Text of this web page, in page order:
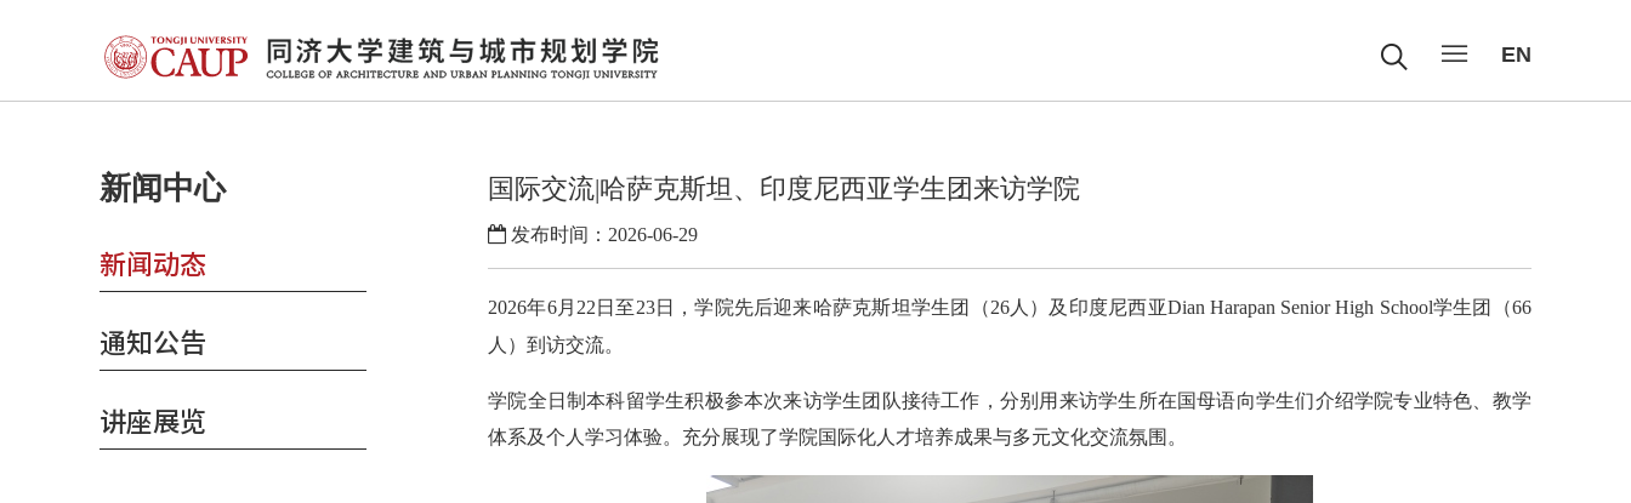
EN
新闻中心
新闻动态
通知公告
讲座展览
国际交流|哈萨克斯坦、印度尼西亚学生团来访学院
发布时间：2026-06-29
2026年6月 22 日至23日，学院先后迎来哈萨克斯坦学生团（26人）及印度尼西亚Dian Harapan Senior High School学生团（66
人）到访交流。
学院全日制本科留学生积极参本次来访学生团队接待工作，分别用来访学生所在国母语向学生们介绍学院专业特色、教学
体系及个人学习体验。充分展现了学院国际化人才培养成果与多元文化交流氛围。